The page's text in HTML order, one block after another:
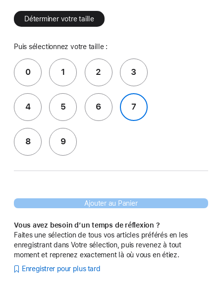
Déterminer votre taille
Puis sélectionnez votre taille :
0 1 2 3
4 5 6 7
8 9
Ajouter au Panier
Vous avez besoin d’un temps de réflexion ?
Faites une sélection de tous vos articles préférés en les
enregistrant dans Votre sélection, puis revenez à tout
moment et reprenez exactement là où vous en étiez.
Enregistrer pour plus tard